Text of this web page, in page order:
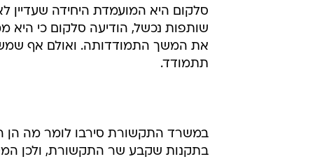
סלקום היא המועמדת היחידה שעדיין
שותפות נכשל, הודיעה סלקום כי
את המשך התמודדותה. ואולם אף
תתמודד.
במשרד התקשורת סירבו לומר מה הן
בתקנות שקבע שר התקשורת, ולכן